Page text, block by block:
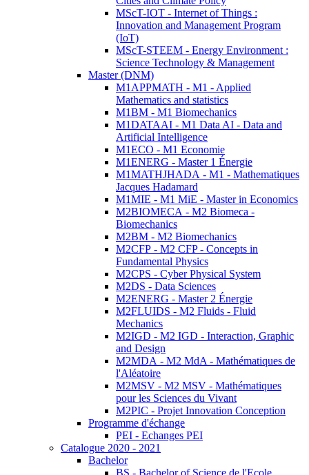
MScT-IOT - Internet of Things :
Innovation and Management Program
(IoT)
MScT-STEEM - Energy Environment :
Science Technology & Management
Master (DNM)
M1APPMATH - M1 - Applied
Mathematics and statistics
M1BM - M1 Biomechanics
M1DATAAI - M1 Data AI - Data and
Artificial Intelligence
M1ECO - M1 Economie
M1ENERG - Master 1 Énergie
M1MATHJHADA - M1 - Mathematiques
Jacques Hadamard
M1MIE - M1 MiE - Master in Economics
M2BIOMECA - M2 Biomeca -
Biomechanics
M2BM - M2 Biomechanics
M2CFP - M2 CFP - Concepts in
Fundamental Physics
M2CPS - Cyber Physical System
M2DS - Data Sciences
M2ENERG - Master 2 Énergie
M2FLUIDS - M2 Fluids - Fluid
Mechanics
M2IGD - M2 IGD - Interaction, Graphic
and Design
M2MDA - M2 MdA - Mathématiques de
l'Aléatoire
M2MSV - M2 MSV - Mathématiques
pour les Sciences du Vivant
M2PIC - Projet Innovation Conception
Programme d'échange
PEI - Echanges PEI
Catalogue 2020 - 2021
Bachelor
BS - Bachelor of Science de l'Ecole